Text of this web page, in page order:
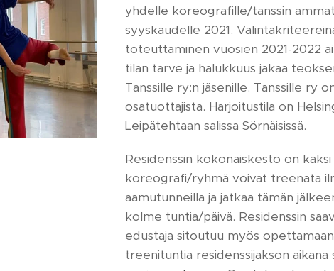
yhdelle koreografille/tanssin
syyskaudelle 2021.
toteuttaminen vuosien 2021-2022
tilan tarve ja halukkuus jakaa
Tanssille ry:n jäsenille. Tanssille ry
osatuottajista. Harjoitustila on
Leipätehtaan salissa Sörnäisissä.
Residenssin kokonaiskesto on
koreografi/ryhmä voivat treenata
aamutunneilla ja jatkaa tämän
kolme tuntia/päivä. Residenssin
edustaja sitoutuu myös
treenituntia residenssijakson aikana